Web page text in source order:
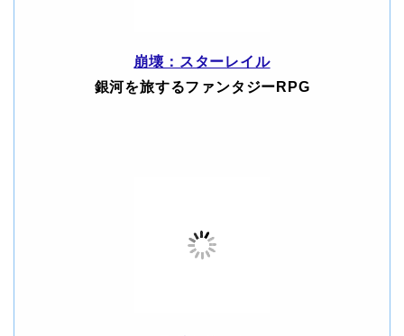
崩壊：スターレイル
銀河を旅するファンタジーRPG